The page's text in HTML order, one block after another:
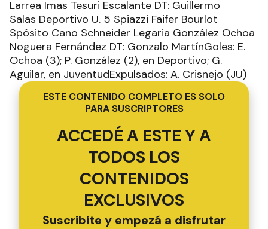
Larrea Imas Tesuri Escalante DT: Guillermo
Salas Deportivo U. 5 Spiazzi Faifer Bourlot
Spósito Cano Schneider Legaria González Ochoa
Noguera Fernández DT: Gonzalo MartínGoles: E.
Ochoa (3); P. González (2), en Deportivo; G.
Aguilar, en JuventudExpulsados: A. Crisnejo (JU)
ESTE CONTENIDO COMPLETO ES SOLO
PARA SUSCRIPTORES
ACCEDÉ A ESTE Y A
TODOS LOS
CONTENIDOS
EXCLUSIVOS
Suscribite y empezá a disfrutar